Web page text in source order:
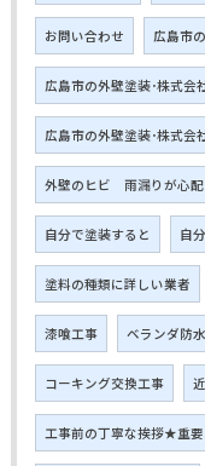
お問い合わせ 広島市
広島市の外壁塗装･株式会
広島市の外壁塗装･株式会
外壁のヒビ 雨漏りが心
自分で塗装すると 自
塗料の種類に詳しい業者
漆喰工事 ベランダ防
コーキング交換工事
工事前の丁寧な挨拶★重要